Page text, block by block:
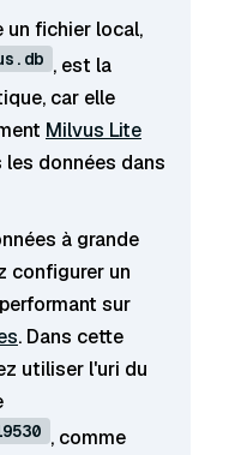
un fichier local,
, est la
car elle
Milvus Lite
données dans
à grande
configurer un
sur
. Dans cette
utiliser l'uri du
, comme